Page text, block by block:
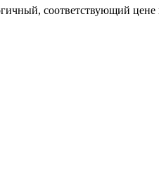
соответствующий цене